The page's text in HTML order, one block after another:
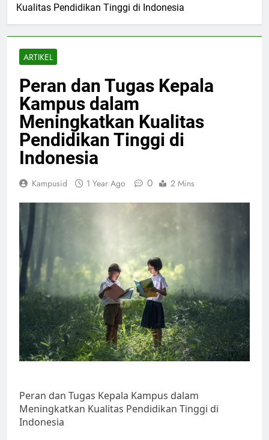
Kualitas Pendidikan Tinggi di Indonesia
ARTIKEL
Peran dan Tugas Kepala
Kampus dalam
Meningkatkan Kualitas
Pendidikan Tinggi di
Indonesia
Kampusid 1 Year Ago 0 2 Mins
Peran dan Tugas Kepala Kampus dalam
Meningkatkan Kualitas Pendidikan Tinggi di
Indonesia